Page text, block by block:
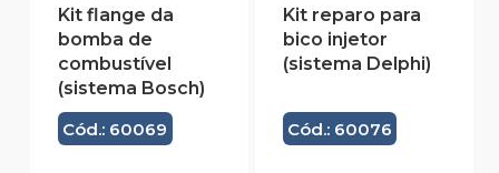
Kit flange da
bomba de
combustível
(sistema Bosch)
Cód.: 60069
Kit reparo para
bico injetor
(sistema Delphi)
Cód.: 60076